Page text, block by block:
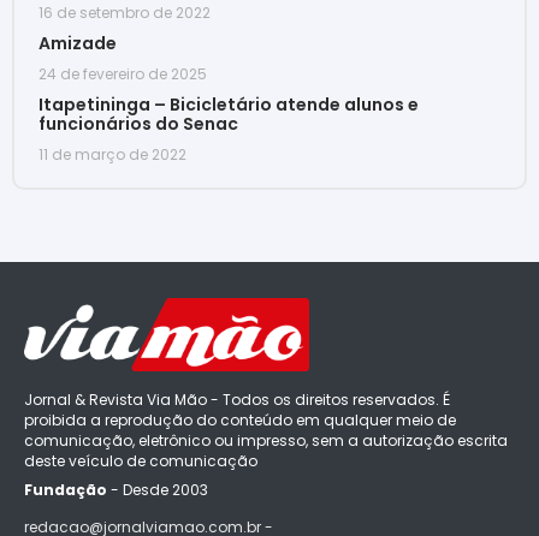
16 de setembro de 2022
Amizade
24 de fevereiro de 2025
Itapetininga – Bicicletário atende alunos e
funcionários do Senac
11 de março de 2022
Jornal & Revista Via Mão - Todos os direitos reservados. É
proibida a reprodução do conteúdo em qualquer meio de
comunicação, eletrônico ou impresso, sem a autorização escrita
deste veículo de comunicação
Fundação - Desde 2003
redacao@jornalviamao.com.br -